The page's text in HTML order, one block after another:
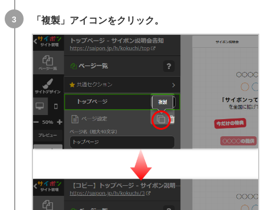
「複製」アイコンをクリック。